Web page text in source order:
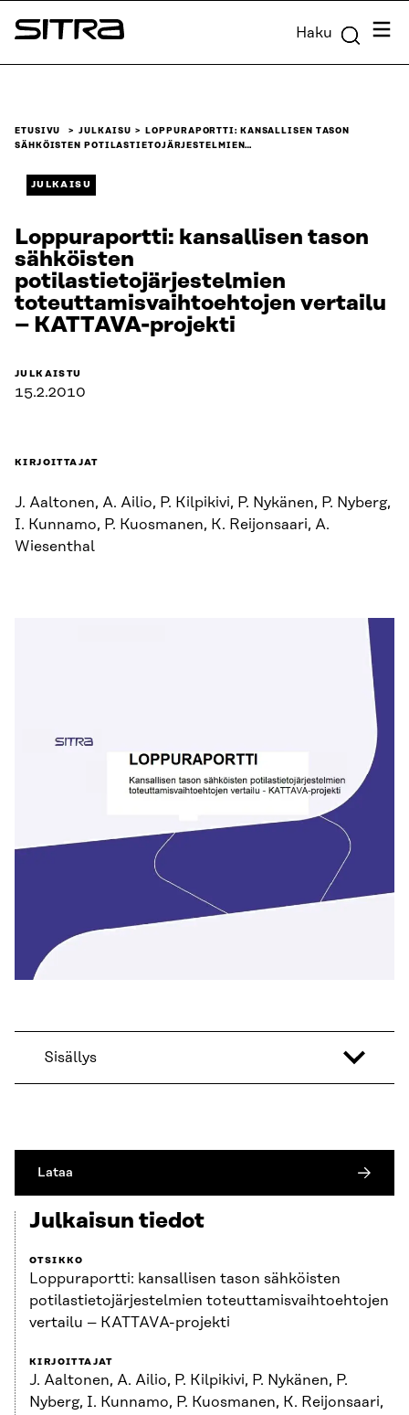
Siirry
suoraan
Sitra Haku
ETUSIVU JULKAISU
LOPPURAPORTTI: KANSALLISEN TASON
SÄHKÖISTEN POTILASTIETOJÄRJESTELMIEN…
JULKAISU
Loppuraportti: kansallisen tason
sähköisten
potilastietojärjestelmien
toteuttamisvaihtoehtojen vertailu
– KATTAVA-projekti
JULKAISTU
15.2.2010
KIRJOITTAJAT
J. Aaltonen, A. Ailio, P. Kilpikivi, P. Nykänen, P. Nyberg,
I. Kunnamo, P. Kuosmanen, K. Reijonsaari, A.
Wiesenthal
Sisällys
Lataa
Julkaisun tiedot
OTSIKKO
Loppuraportti: kansallisen tason sähköisten
potilastietojärjestelmien toteuttamisvaihtoehtojen
vertailu – KATTAVA-projekti
KIRJOITTAJAT
J. Aaltonen, A. Ailio, P. Kilpikivi, P. Nykänen, P.
Nyberg, I. Kunnamo, P. Kuosmanen, K. Reijonsaari,